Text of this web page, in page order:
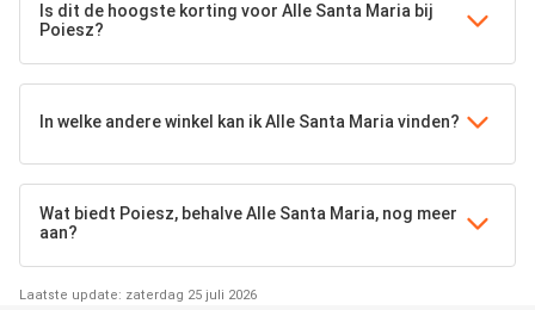
Is dit de hoogste korting voor Alle Santa Maria bij
Poiesz?
In welke andere winkel kan ik Alle Santa Maria vinden?
Wat biedt Poiesz, behalve Alle Santa Maria, nog meer
aan?
Laatste update: zaterdag 25 juli 2026